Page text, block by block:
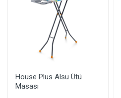
House Plus Alsu Ütü
Masası